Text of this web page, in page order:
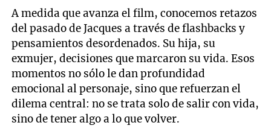
A medida que avanza el film, conocemos retazos
del pasado de Jacques a través de flashbacks y
pensamientos desordenados. Su hija, su
exmujer, decisiones que marcaron su vida. Esos
momentos no sólo le dan profundidad
emocional al personaje, sino que refuerzan el
dilema central: no se trata solo de salir con vida,
sino de tener algo a lo que volver.